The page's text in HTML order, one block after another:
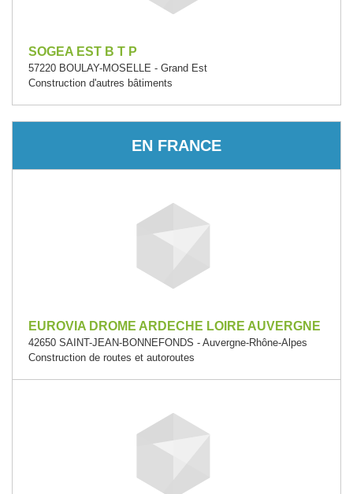
SOGEA EST B T P
57220 BOULAY-MOSELLE - Grand Est
Construction d'autres bâtiments
EN FRANCE
EUROVIA DROME ARDECHE LOIRE AUVERGNE
42650 SAINT-JEAN-BONNEFONDS - Auvergne-Rhône-Alpes
Construction de routes et autoroutes